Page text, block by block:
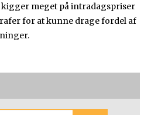
kigger meget på intradagspriser
for at kunne drage fordel af